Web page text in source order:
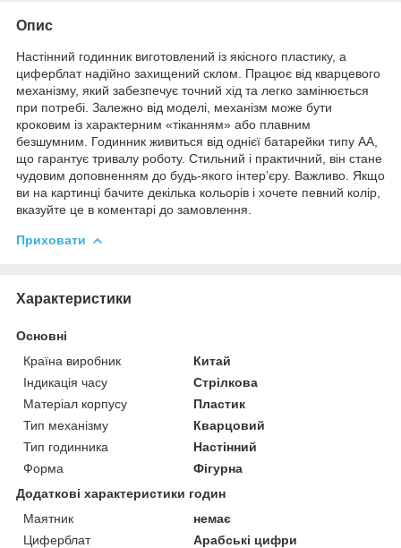
Опис
Настінний годинник виготовлений із якісного пластику, а
циферблат надійно захищений склом. Працює від кварцевого
механізму, який забезпечує точний хід та легко замінюється
при потребі. Залежно від моделі, механізм може бути
кроковим із характерним «тіканням» або плавним
безшумним. Годинник живиться від однієї батарейки типу АА,
що гарантує тривалу роботу. Стильний і практичний, він стане
чудовим доповненням до будь-якого інтер’єру. Важливо. Якщо
ви на картинці бачите декілька кольорів і хочете певний колір,
вказуйте це в коментарі до замовлення.
Приховати
Характеристики
Основні
Країна виробник
Китай
Індикація часу
Стрілкова
Матеріал корпусу
Пластик
Тип механізму
Кварцовий
Тип годинника
Настінний
Форма
Фігурна
Додаткові характеристики годин
Маятник
немає
Циферблат
Арабські цифри